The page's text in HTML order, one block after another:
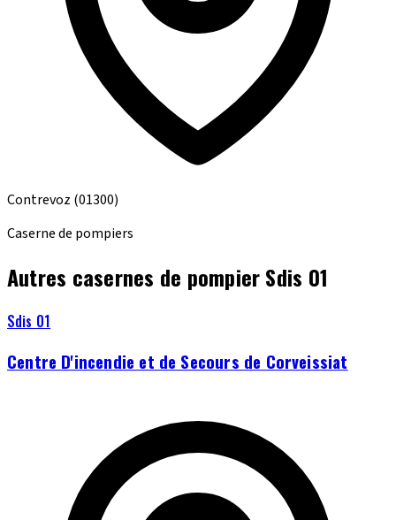
Contrevoz (01300)
Caserne de pompiers
Autres casernes de pompier Sdis 01
Sdis 01
Centre D'incendie et de Secours de Corveissiat